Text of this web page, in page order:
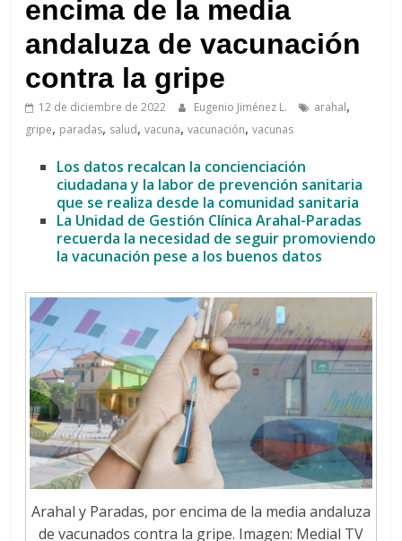
Arahal
encima de la media
andaluza de vacunación
contra la gripe
12 de diciembre de 2022 Eugenio Jiménez L. arahal,
gripe, paradas, salud,vacuna,vacunación,vacunas
Los datos recalcan la concienciación
ciudadana y la labor de prevención sanitaria
que se realiza desde la comunidad sanitaria
La Unidad de Gestión Clínica Arahal-Paradas
recuerda la necesidad de seguir promoviendo
la vacunación pese a los buenos datos
Arahal y Paradas, por encima de la media andaluza
de vacunados contra la gripe. Imagen: Medial TV